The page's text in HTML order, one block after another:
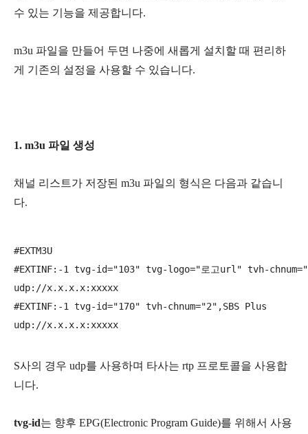
수 있는 기능을 제공합니다.
m3u 파일을 만들어 두면 나중에 새롭게 설치할 때 편리하
게 기존의 설정을 사용할 수 있습니다.
1. m3u 파일 생성
채널 리스트가 저장된 m3u 파일의 형식은 다음과 같습니
다.
#EXTM3U
#EXTINF:-1 tvg-id="103" tvg-logo="로고url" tvh-
udp://x.x.x.x:xxxxx
#EXTINF:-1 tvg-id="170" tvh-chnum="2",SBS Plus
S사의 경우 udp를 사용하며 타사는 rtp 프로토콜을 사용합
니다.
tvg-id는 향후 EPG(Electronic Program Guide)를 위해서 사용